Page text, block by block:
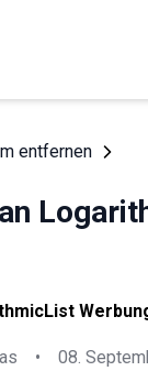
entfernen
• 08.